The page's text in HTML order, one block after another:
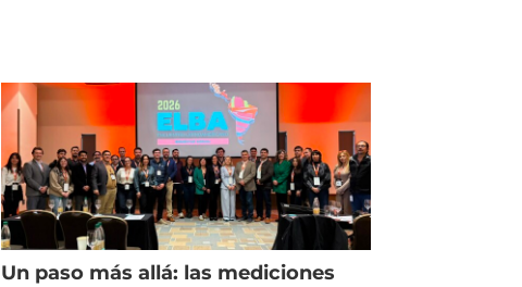
Un paso más allá: las mediciones